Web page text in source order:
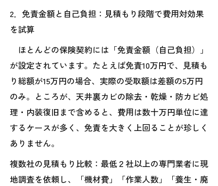
2．免責金額と自己負担：見積もり段階で費用対効果
を試算
ほとんどの保険契約には「免責金額（自己負担）」
が設定されています。たとえば免責10万円で、見積も
り総額が15万円の場合、実際の受取額は差額の5万円
のみ。ところが、天井裏カビの除去・乾燥・防カビ処
理・内装復旧まで含めると、費用は数十万円単位に達
するケースが多く、免責を大きく上回ることが珍しく
ありません。
複数社の見積もり比較：最低２社以上の専門業者に現
地調査を依頼し、「機材費」「作業人数」「養生・廃